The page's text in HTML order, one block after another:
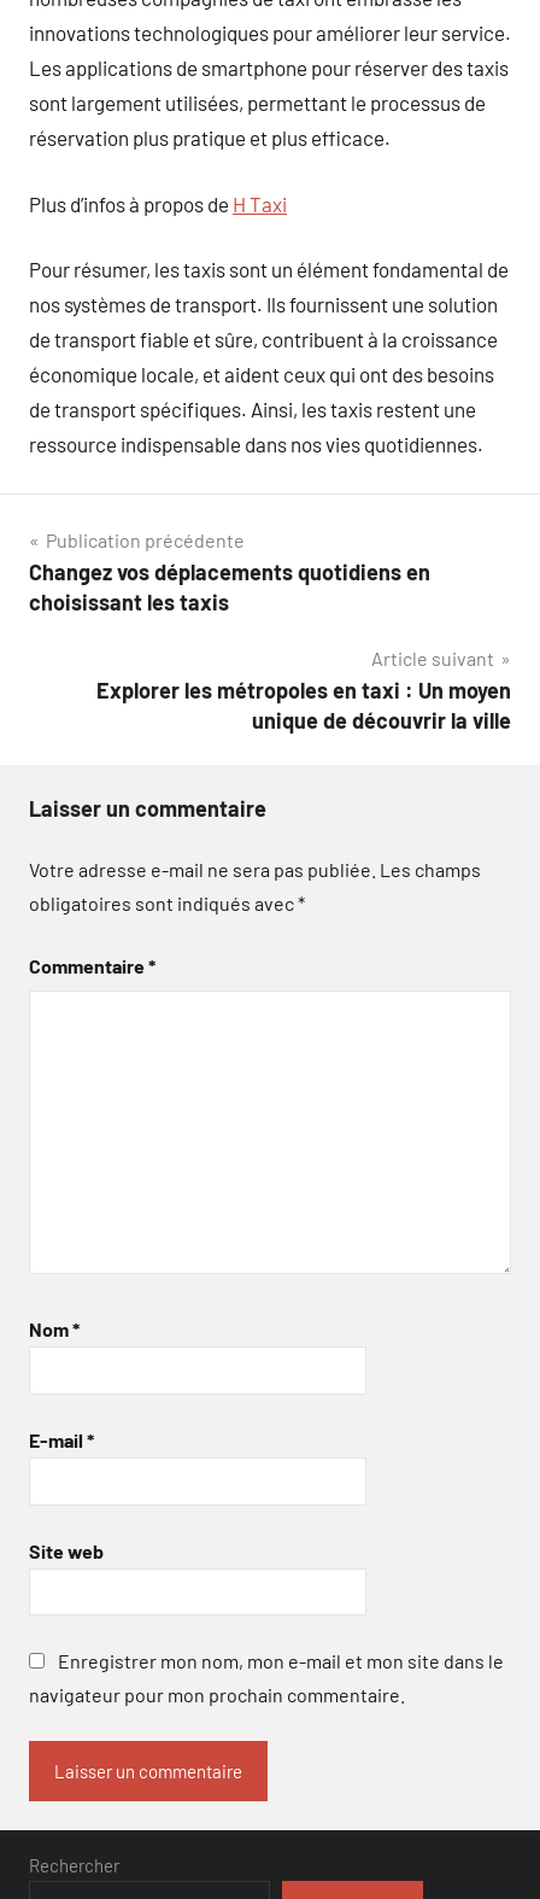
innovations technologiques pour améliorer leur service.
Les applications de smartphone pour réserver des taxis
sont largement utilisées, permettant le processus de
réservation plus pratique et plus efficace.
Plus d’infos à propos de H Taxi
Pour résumer, les taxis sont un élément fondamental de
nos systèmes de transport. Ils fournissent une solution
de transport fiable et sûre, contribuent à la croissance
économique locale, et aident ceux qui ont des besoins
de transport spécifiques. Ainsi, les taxis restent une
ressource indispensable dans nos vies quotidiennes.
Navigation
de
Publication précédente
Changez vos déplacements quotidiens en
choisissant les taxis
Article suivant
Explorer les métropoles en taxi : Un moyen
unique de découvrir la ville
Laisser un commentaire
Votre adresse e-mail ne sera pas publiée. Les champs
obligatoires sont indiqués avec*
Commentaire*
Nom*
E-mail *
Site web
Enregistrer mon nom, mon e-mail et mon site dans le
navigateur pour mon prochain commentaire.
Rechercher